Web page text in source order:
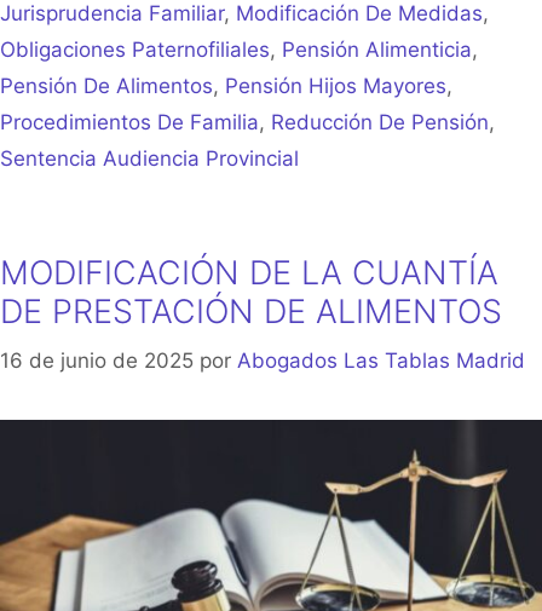
Jurisprudencia Familiar, Modificación De Medidas,
Obligaciones Paternofiliales, Pensión Alimenticia,
Pensión De Alimentos, Pensión Hijos Mayores,
Procedimientos De Familia, Reducción De Pensión,
Sentencia Audiencia Provincial
MODIFICACIÓN DE LA CUANTÍA
DE PRESTACIÓN DE ALIMENTOS
16 de junio de 2025 por Abogados Las Tablas Madrid